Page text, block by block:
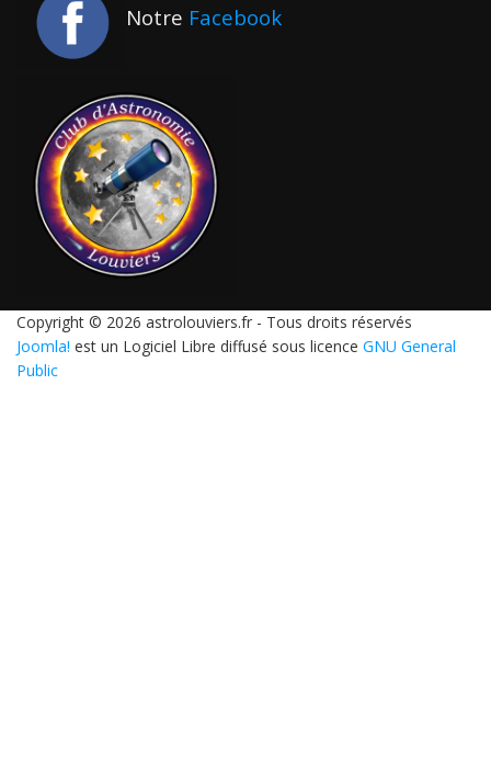
Notre Facebook
Copyright © 2026 astrolouviers.fr - Tous droits réservés
Joomla! est un Logiciel Libre diffusé sous licence GNU General
Public